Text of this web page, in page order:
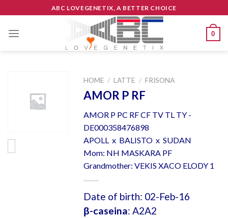
to
content
ABC LOVEGENETIX, A BETTER CHOICE
0
HOME / LATTE / FRISONA
AMOR P RF
AMOR P PC RF CF TV TL TY -
DE000358476898
APOLL x BALISTO x SUDAN
Mom: NH MASKARA PF
Grandmother: VEKIS XACO ELODY 1
Date of birth: 02-Feb-16
β-caseina: A2A2